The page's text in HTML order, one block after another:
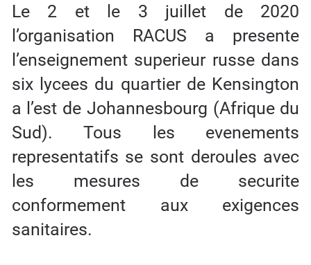
Le 2 et le 3 juillet de 2020
l’organisation RACUS a presente
l’enseignement superieur russe dans
six lycees du quartier de Kensington
a l’est de Johannesbourg (Afrique du
Sud). Tous les evenements
representatifs se sont deroules avec
les mesures de securite
conformement aux exigences
sanitaires.